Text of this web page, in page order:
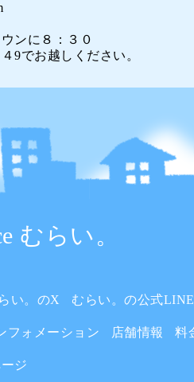
ンに８：３０
9でお越しください。
むらい。
い。のX むらい。の公式LINE
フォメーション 店舗情報 料
ジ